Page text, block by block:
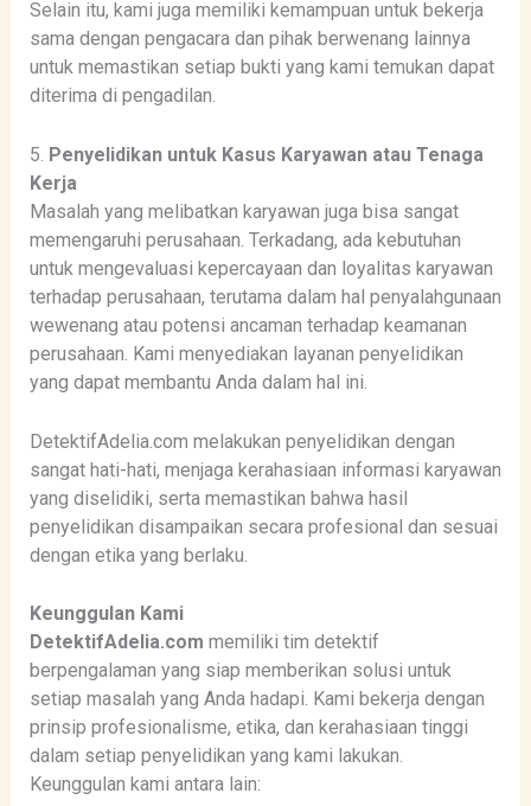
Selain itu, kami juga memiliki kemampuan untuk bekerja
sama dengan pengacara dan pihak berwenang lainnya
untuk memastikan setiap bukti yang kami temukan dapat
diterima di pengadilan.
5. Penyelidikan untuk Kasus Karyawan atau Tenaga
Kerja
Masalah yang melibatkan karyawan juga bisa sangat
memengaruhi perusahaan. Terkadang, ada kebutuhan
untuk mengevaluasi kepercayaan dan loyalitas karyawan
terhadap perusahaan, terutama dalam hal penyalahgunaan
wewenang atau potensi ancaman terhadap keamanan
perusahaan. Kami menyediakan layanan penyelidikan
yang dapat membantu Anda dalam hal ini.
DetektifAdelia.com melakukan penyelidikan dengan
sangat hati-hati, menjaga kerahasiaan informasi karyawan
yang diselidiki, serta memastikan bahwa hasil
penyelidikan disampaikan secara profesional dan sesuai
dengan etika yang berlaku.
Keunggulan Kami
DetektifAdelia.com memiliki tim detektif
berpengalaman yang siap memberikan solusi untuk
setiap masalah yang Anda hadapi. Kami bekerja dengan
prinsip profesionalisme, etika, dan kerahasiaan tinggi
dalam setiap penyelidikan yang kami lakukan.
Keunggulan kami antara lain: